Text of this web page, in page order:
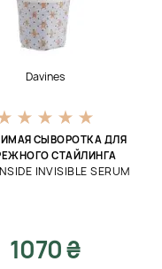
Davines
СЫВОРОТКА ДЛЯ
СТАЙЛИНГА
INVISIBLE SERUM
1070 ₴